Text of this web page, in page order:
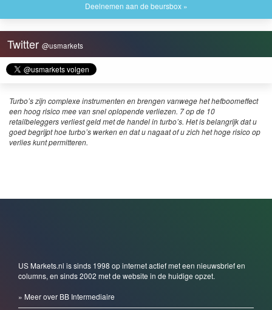
Deelnemen aan de beursbox »
Twitter @usmarkets
Turbo’s zijn complexe instrumenten en brengen vanwege het hefboomeffect
een hoog risico mee van snel oplopende verliezen. 7 op de 10
retailbeleggers verliest geld met de handel in turbo’s. Het is belangrijk dat u
goed begrijpt hoe turbo’s werken en dat u nagaat of u zich het hoge risico op
verlies kunt permitteren.
US Markets.nl is sinds 1998 op internet actief met een nieuwsbrief en
columns, en sinds 2002 met de website in de huidige opzet.
» Meer over BB Intermediaire